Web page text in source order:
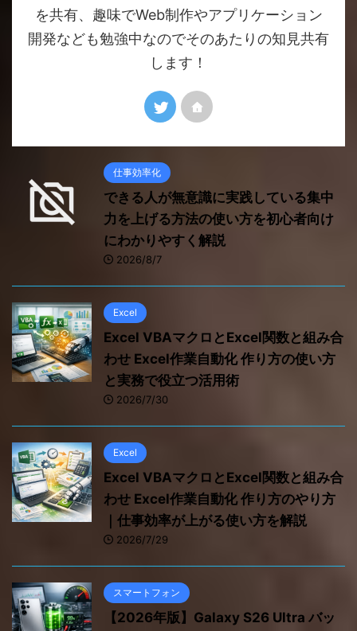
を共有、趣味でWeb制作やアプリケーション
開発なども勉強中なのでそのあたりの知見共有
します！
仕事効率化
できる人が無意識に実践している集中
力を上げる方法の使い方を初心者向け
にわかりやすく解説
2026/8/7
Excel
Excel VBAマクロとExcel関数と組み合
わせ Excel作業自動化 作り方の使い方
と実務で役立つ活用術
2026/7/30
Excel
Excel VBAマクロとExcel関数と組み合
わせ Excel作業自動化 作り方のやり方
｜仕事効率が上がる使い方を解説
2026/7/29
スマートフォン
【2026年版】Galaxy S26 Ultra バッ